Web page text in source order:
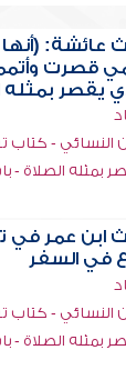
عائشة: (أنها
قصرت
يقصر بمثله
- كتاب
بمثله الصلاة -
ابن عمر في
في السفر
- كتاب
بمثله الصلاة -